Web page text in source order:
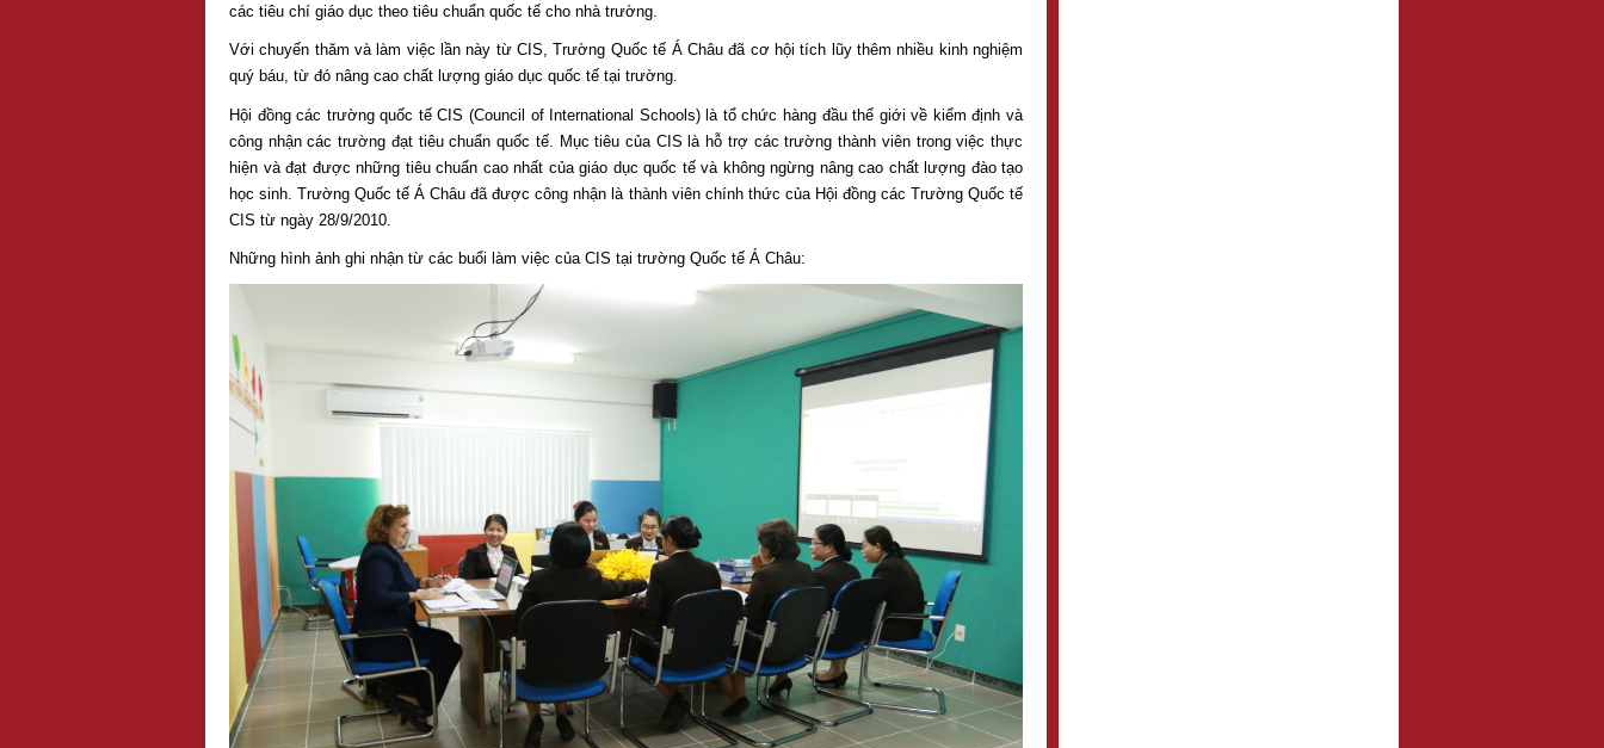
các tiêu chí giáo dục theo tiêu chuẩn quốc tế cho nhà trường.
Với chuyến thăm và làm việc lần này từ CIS, Trường Quốc tế Á Châu đã cơ hội tích lũy thêm nhiều kinh nghiệm
quý báu, từ đó nâng cao chất lượng giáo dục quốc tế tại trường.
Hội đồng các trường quốc tế CIS (Council of International Schools) là tổ chức hàng đầu thế giới về kiểm định và
công nhận các trường đạt tiêu chuẩn quốc tế. Mục tiêu của CIS là hỗ trợ các trường thành viên trong việc thực
hiện và đạt được những tiêu chuẩn cao nhất của giáo dục quốc tế và không ngừng nâng cao chất lượng đào tạo
học sinh. Trường Quốc tế Á Châu đã được công nhận là thành viên chính thức của Hội đồng các Trường Quốc tế
CIS từ ngày 28/9/2010.
Những hình ảnh ghi nhận từ các buổi làm việc của CIS tại trường Quốc tế Á Châu: